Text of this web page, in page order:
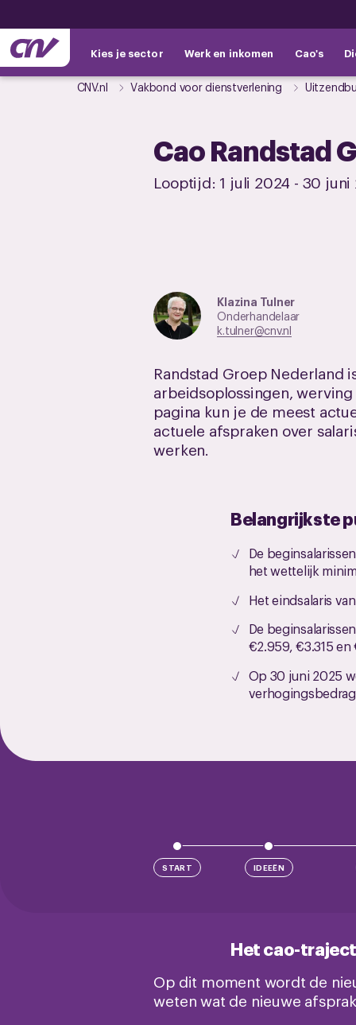
Kies je sector Werk en inkomen Cao's
CNV.nl Vakbond voor dienstverlening
Cao Randstad
Looptijd: 1 juli 2024 - 30 juni
Klazina Tulner
Onderhandelaar
k.tulner@cnv.nl
Randstad Groep Nederland
arbeidsoplossingen,
pagina kun je de meest
actuele afspraken over
werken.
Belangrijkste
De
het wettelijk
Het eindsalaris
De
€2.959, €3.315 en
Op 30 juni 2025
START IDEEËN
Het cao-
Op dit moment wordt de
weten wat de nieuwe